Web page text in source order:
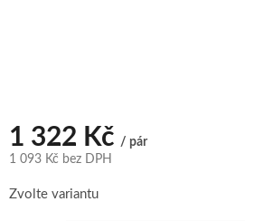
1 322 Kč / pár
1 093 Kč bez DPH
cena:
Zvolte variantu